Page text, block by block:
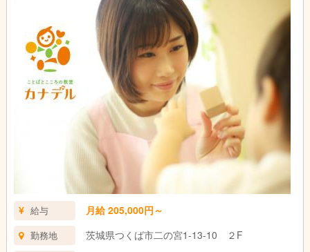
給与 月給 205,000円～
勤務地 茨城県つくば市二の宮1-13-10 ２F